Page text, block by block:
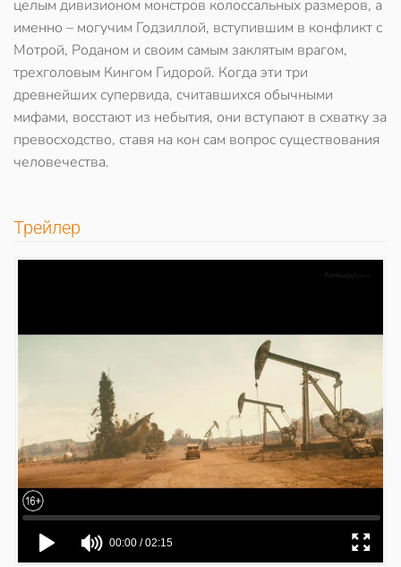
целым дивизионом монстров колоссальных размеров, а
именно – могучим Годзиллой, вступившим в конфликт с
Мотрой, Роданом и своим самым заклятым врагом,
трехголовым Кингом Гидорой. Когда эти три
древнейших супервида, считавшихся обычными
мифами, восстают из небытия, они вступают в схватку за
превосходство, ставя на кон сам вопрос существования
человечества.
Трейлер